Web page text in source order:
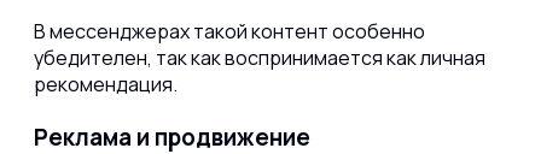
В мессенджерах такой контент особенно
убедителен, так как воспринимается как личная
рекомендация.
Реклама и продвижение